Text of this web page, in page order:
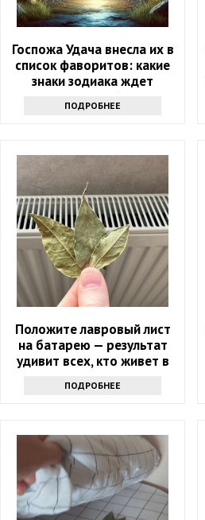
Госпожа Удача внесла их в
список фаворитов: какие
знаки зодиака ждет
ошеломительный успех в
ближайшие 10 дней
ПОДРОБНЕЕ
Положите лавровый лист
на батарею — результат
удивит всех, кто живет в
ПОДРОБНЕЕ